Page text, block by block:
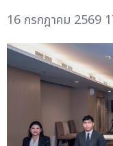
16 กรกฎาคม 2569